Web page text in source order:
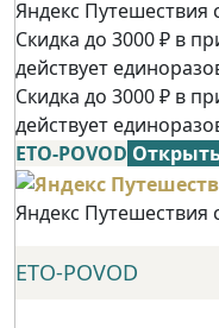
Яндекс Путешествия
Скидка до 3000 ₽ в
действует
Скидка до 3000 ₽ в
действует
ETO-POVOD
Яндекс Путешествия
ETO-POVOD